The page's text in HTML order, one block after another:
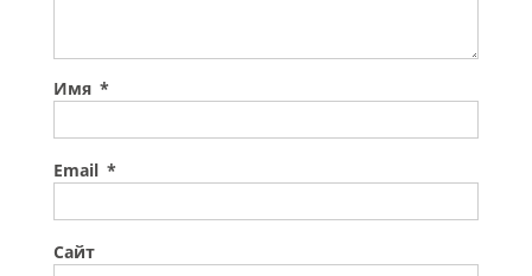
Имя *
Email *
Сайт